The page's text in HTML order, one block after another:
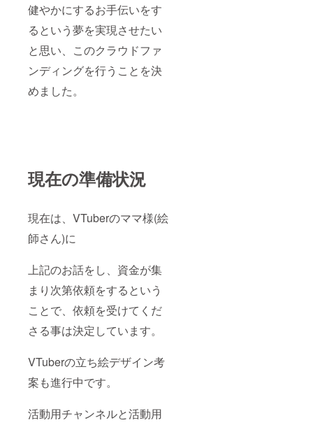
健やかにするお手伝いをす
るという夢を実現させたい
と思い、このクラウドファ
ンディングを行うことを決
めました。
現在の準備状況
現在は、VTuberのママ様(絵
師さん)に
上記のお話をし、資金が集
まり次第依頼をするという
ことで、依頼を受けてくだ
さる事は決定しています。
VTuberの立ち絵デザイン考
案も進行中です。
活動用チャンネルと活動用